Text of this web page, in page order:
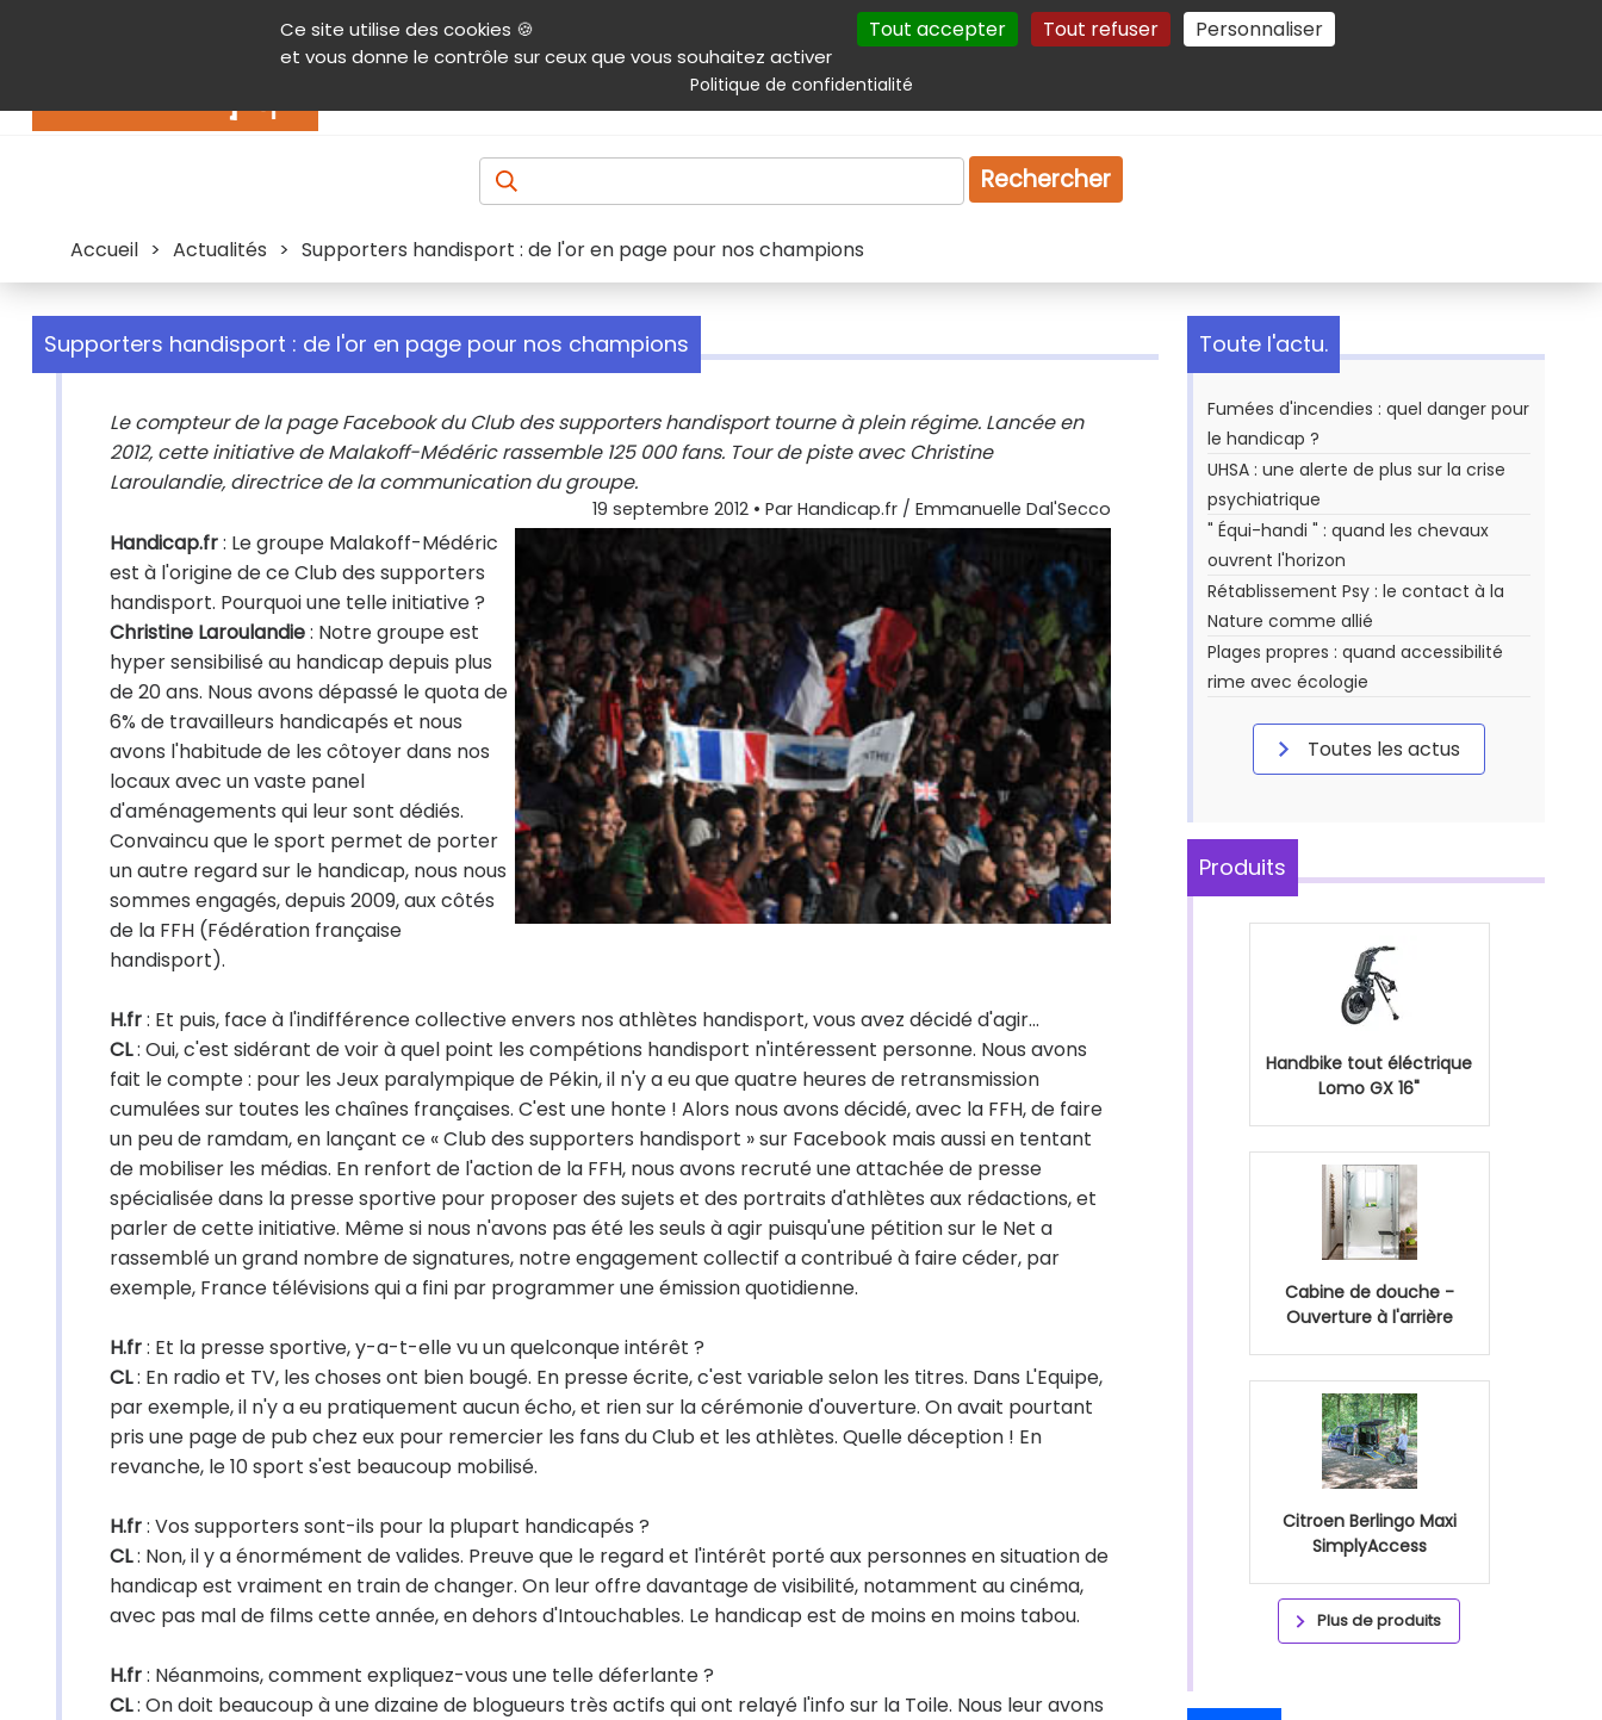
Ce site utilise des cookies 🍪
et vous donne le contrôle sur ceux que vous souhaitez activer
Tout accepter Tout refuser Personnaliser
Politique de confidentialité
Contenu Aide et accessibilité Menu principal Autres services Plan du site Gestion des cookies
Produits & services Emploi Droit
Rechercher
Accueil > Actualités > Supporters handisport : de l'or en page pour nos champions
Supporters handisport : de l'or en page pour nos champions
Le compteur de la page Facebook du Club des supporters handisport tourne à plein régime. Lancée en
2012, cette initiative de Malakoff-Médéric rassemble 125 000 fans. Tour de piste avec Christine
Laroulandie, directrice de la communication du groupe.
19 septembre 2012 • Par Handicap.fr / Emmanuelle Dal'Secco
Handicap.fr: Le groupe Malakoff-Médéric
est à l'origine de ce Club des supporters
handisport. Pourquoi une telle initiative ?
Christine Laroulandie: Notre groupe est
hyper sensibilisé au handicap depuis plus
de 20 ans. Nous avons dépassé le quota de
6% de travailleurs handicapés et nous
avons l'habitude de les côtoyer dans nos
locaux avec un vaste panel
d'aménagements qui leur sont dédiés.
Convaincu que le sport permet de porter
un autre regard sur le handicap, nous nous
sommes engagés, depuis 2009, aux côtés
de la FFH (Fédération française
handisport).
H.fr: Et puis, face à l'indifférence collective envers nos athlètes handisport, vous avez décidé d'agir...
CL: Oui, c'est sidérant de voir à quel point les compétions handisport n'intéressent personne. Nous avons
fait le compte : pour les Jeux paralympique de Pékin, il n'y a eu que quatre heures de retransmission
cumulées sur toutes les chaînes françaises. C'est une honte ! Alors nous avons décidé, avec la FFH, de faire
un peu de ramdam, en lançant ce « Club des supporters handisport » sur Facebook mais aussi en tentant
de mobiliser les médias. En renfort de l'action de la FFH, nous avons recruté une attachée de presse
spécialisée dans la presse sportive pour proposer des sujets et des portraits d'athlètes aux rédactions, et
parler de cette initiative. Même si nous n'avons pas été les seuls à agir puisqu'une pétition sur le Net a
rassemblé un grand nombre de signatures, notre engagement collectif a contribué à faire céder, par
exemple, France télévisions qui a fini par programmer une émission quotidienne.
H.fr: Et la presse sportive, y-a-t-elle vu un quelconque intérêt ?
CL: En radio et TV, les choses ont bien bougé. En presse écrite, c'est variable selon les titres. Dans L'Equipe,
par exemple, il n'y a eu pratiquement aucun écho, et rien sur la cérémonie d'ouverture. On avait pourtant
pris une page de pub chez eux pour remercier les fans du Club et les athlètes. Quelle déception ! En
revanche, le 10 sport s'est beaucoup mobilisé.
H.fr: Vos supporters sont-ils pour la plupart handicapés ?
CL: Non, il y a énormément de valides. Preuve que le regard et l'intérêt porté aux personnes en situation de
handicap est vraiment en train de changer. On leur offre davantage de visibilité, notamment au cinéma,
avec pas mal de films cette année, en dehors d'Intouchables. Le handicap est de moins en moins tabou.
H.fr: Néanmoins, comment expliquez-vous une telle déferlante ?
CL: On doit beaucoup à une dizaine de blogueurs très actifs qui ont relayé l'info sur la Toile. Nous leur avons
Toute l'actu.
Fumées d'incendies : quel danger pour
le handicap ?
UHSA : une alerte de plus sur la crise
psychiatrique
" Équi-handi " : quand les chevaux
ouvrent l'horizon
Rétablissement Psy : le contact à la
Nature comme allié
Plages propres : quand accessibilité
rime avec écologie
Toutes les actus
Produits
Handbike tout éléctrique
Lomo GX 16"
Cabine de douche -
Ouverture à l'arrière
Citroen Berlingo Maxi
SimplyAccess
Plus de produits